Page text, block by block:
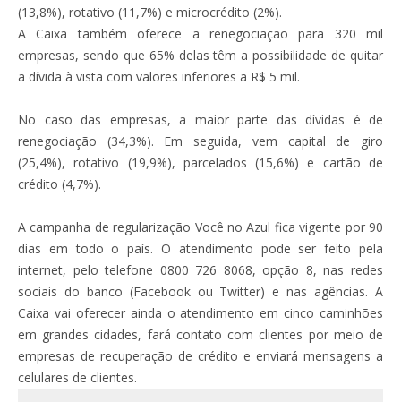
(13,8%), rotativo (11,7%) e microcrédito (2%).
A Caixa também oferece a renegociação para 320 mil
empresas, sendo que 65% delas têm a possibilidade de quitar
a dívida à vista com valores inferiores a R$ 5 mil.
No caso das empresas, a maior parte das dívidas é de
renegociação (34,3%). Em seguida, vem capital de giro
(25,4%), rotativo (19,9%), parcelados (15,6%) e cartão de
crédito (4,7%).
A campanha de regularização Você no Azul fica vigente por 90
dias em todo o país. O atendimento pode ser feito pela
internet, pelo telefone 0800 726 8068, opção 8, nas redes
sociais do banco (Facebook ou Twitter) e nas agências. A
Caixa vai oferecer ainda o atendimento em cinco caminhões
em grandes cidades, fará contato com clientes por meio de
empresas de recuperação de crédito e enviará mensagens a
celulares de clientes.